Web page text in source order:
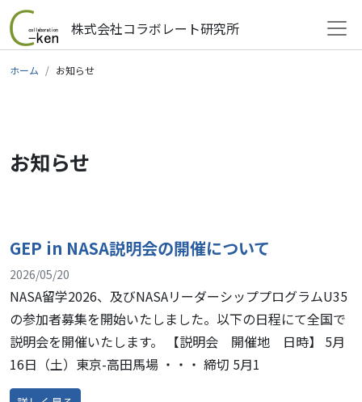
コンテンツへスキップ
メインナビゲーション
株式会社コラボレート研究所
ホーム お知らせ
お知らせ
GEP in NASA説明会の開催について
2026/05/20
NASA留学2026、及びNASAリーダーシッププログラムU35
の参加者募集を開始いたしました。以下の日程にて全国で
説明会を開催いたします。 【説明会 開催地 日時】 5月
16日（土）東京-高田馬場 ・・・ 締切 5月1